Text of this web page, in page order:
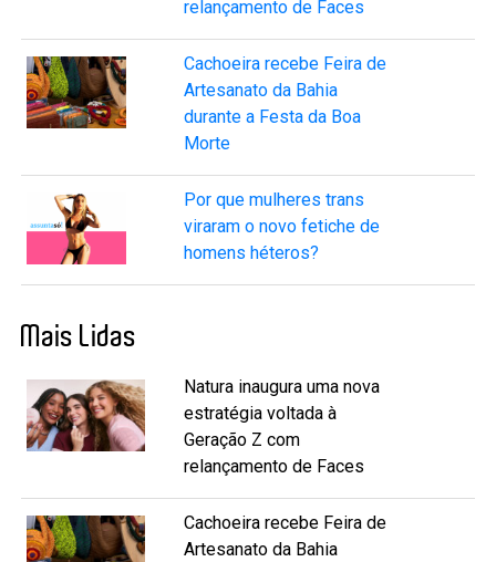
relançamento de Faces
Cachoeira recebe Feira de
Artesanato da Bahia
durante a Festa da Boa
Morte
Por que mulheres trans
viraram o novo fetiche de
homens héteros?
Mais Lidas
Natura inaugura uma nova
estratégia voltada à
Geração Z com
relançamento de Faces
Cachoeira recebe Feira de
Artesanato da Bahia